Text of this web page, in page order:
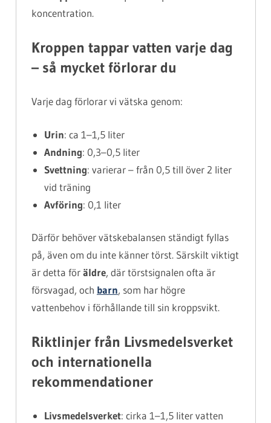
koncentration.
Kroppen tappar vatten varje dag
– så mycket förlorar du
Varje dag förlorar vi vätska genom:
Urin: ca 1–1,5 liter
Andning: 0,3–0,5 liter
Svettning: varierar – från 0,5 till över 2 liter
vid träning
Avföring: 0,1 liter
Därför behöver vätskebalansen ständigt fyllas
på, även om du inte känner törst. Särskilt viktigt
är detta föräldre, där törstsignalen ofta är
försvagad, och barn, som har högre
vattenbehov i förhållande till sin kroppsvikt.
Riktlinjer från Livsmedelsverket
och internationella
rekommendationer
Livsmedelsverket: cirka 1–1,5 liter vatten